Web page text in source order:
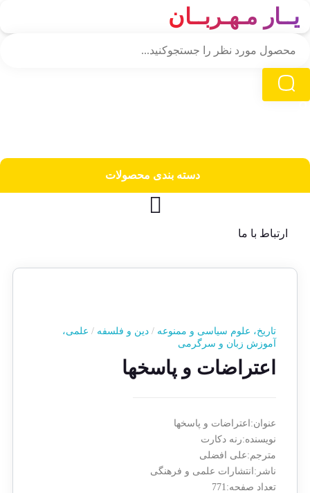
یــار مـهـربــان
دسته‌ بندی محصولات
ارتباط با ما
تاریخ، علوم سیاسی و ممنوعه / دین و فلسفه / علمی،
آموزش زبان و سرگرمی
اعتراضات و پاسخها
عنوان:اعتراضات و پاسخها
نویسنده:رنه دکارت
مترجم:علی افضلی
ناشر:انتشارات علمی و فرهنگی
تعداد صفحه:771